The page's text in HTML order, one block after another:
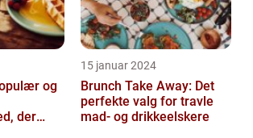
og
der
15 januar 2024
Brunch Take Away: Det
perfekte valg for travle
mad- og drikkeelskere